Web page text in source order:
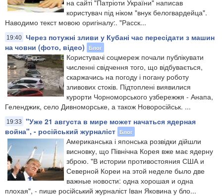
на сайті "Патріоти України" написав
користувач під ніком "внук белогвардейца".
Наводимо текст мовою оригіналу:. "Расск...
19:40 Через потужні зливи у Кубані час пересідати з машин
на човни (фото, відео)
Блог
​Користувачі соцмереж почали публікувати
численні свідчення того, що відбувається,
скаржачись на погоду і погану роботу
зливових стоків. Підтоплені виявилися
курорти Чорноморського узбережжя - Анапа,
Геленджик, село Дивноморське, а також Новоросійськ. ...
19:33
"Уже 21 августа в мире может начаться ядерная
война", - російський журналіст Блог
Американська і японська розвідки дійшли
висновку, що Північна Корея вже має ядерну
зброю. "В истории противостояния США и
Северной Кореи на этой неделе было две
важные новости: одна хорошая и одна
плохая", - пише російський журналіст Іван Яковина у бло...